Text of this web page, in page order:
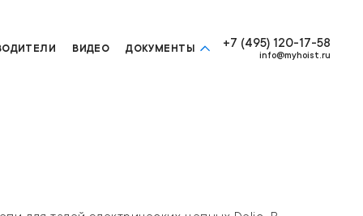
ВИДЕО ДОКУМЕНТЫ +7 (495) 120-17-58
info@myhoist.ru